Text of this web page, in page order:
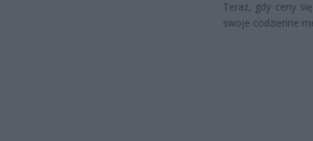
Teraz, gdy ceny
swoje codzienne